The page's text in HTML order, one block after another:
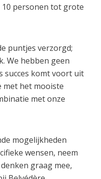
personen tot grote
puntjes verzorgd;
We hebben geen
succes komt voort uit
met het mooiste
met onze
mogelijkheden
wensen, neem
graag mee,